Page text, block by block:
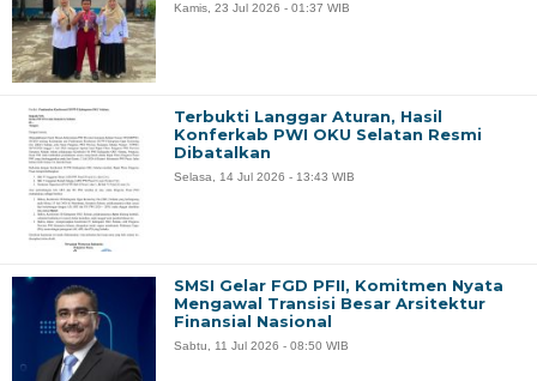
Kamis, 23 Jul 2026 - 01:37 WIB
Terbukti Langgar Aturan, Hasil
Konferkab PWI OKU Selatan Resmi
Dibatalkan
Selasa, 14 Jul 2026 - 13:43 WIB
SMSI Gelar FGD PFII, Komitmen Nyata
Mengawal Transisi Besar Arsitektur
Finansial Nasional
Sabtu, 11 Jul 2026 - 08:50 WIB